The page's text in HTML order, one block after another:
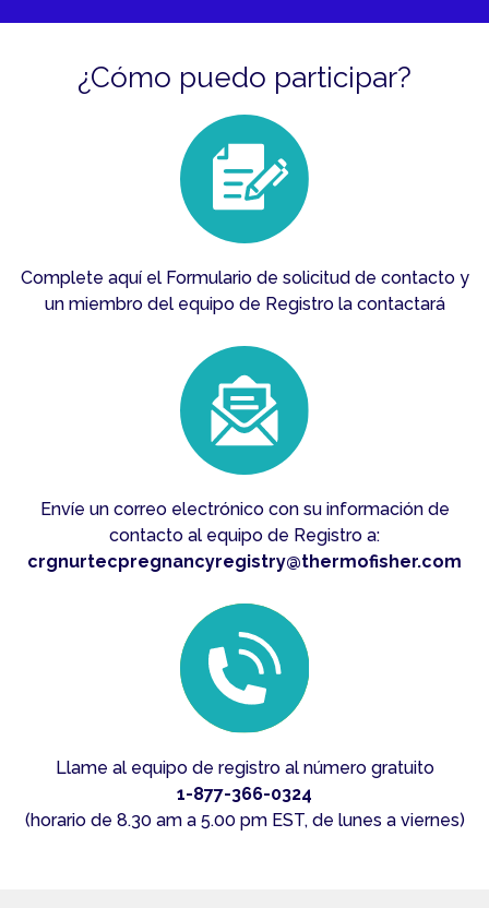
¿Cómo puedo participar?
Complete aquí el Formulario de solicitud de contacto y
un miembro del equipo de Registro la contactará
Envíe un correo electrónico con su información de
contacto al equipo de Registro a:
crgnurtecpregnancyregistry@thermofisher.com
Llame al equipo de registro al número gratuito
1-877-366-0324
(horario de 8.30 am a 5.00 pm EST, de lunes a viernes)